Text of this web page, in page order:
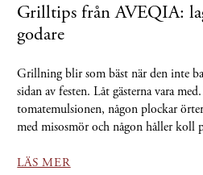
Grilltips från AVEQIA:
godare
Grillning blir som bäst när den inte
sidan av festen. Låt gästerna vara
tomatemulsionen, någon plockar
med misosmör och någon håller koll
LÄS MER